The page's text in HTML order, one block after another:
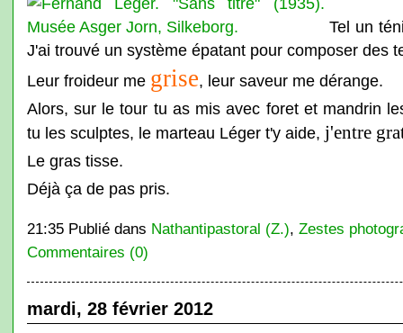
Tel un
J'ai trouvé un système épatant pour composer des
Leur froideur me grise, leur saveur me dérange.
Alors, sur le tour tu as mis avec foret et mandrin
tu les sculptes, le marteau Léger t'y aide, j'entre
Le gras tisse.
Déjà ça de pas pris.
21:35 Publié dans Nathantipastoral (Z.), Zestes
Commentaires (0)
mardi, 28 février 2012